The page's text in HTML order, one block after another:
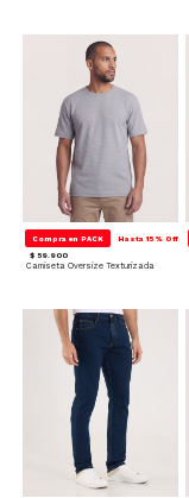
Compra en PACK Hasta 15% Off
$ 59.900
Camiseta Oversize Texturizada